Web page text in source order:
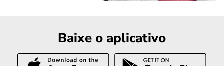
Baixe o aplicativo